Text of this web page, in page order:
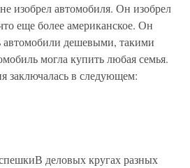
изобрел автомобиля. Он изобрел
еще более американское. Он
автомобили дешевыми, такими
могла купить любая семья.
заключалась в следующем:
деловых кругах разных